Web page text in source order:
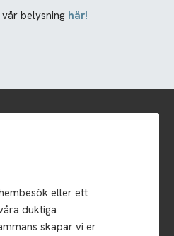
belysning här!
eller ett
duktiga
skapar vi er